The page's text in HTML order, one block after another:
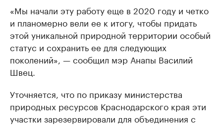
«Мы начали эту работу еще в 2020 году и четко
и планомерно вели ее к итогу, чтобы придать
этой уникальной природной территории особый
статус и сохранить ее для следующих
поколений», — сообщил мэр Анапы Василий
Швец.
Уточняется, что по приказу министерства
природных ресурсов Краснодарского края эти
участки зарезервировали для объединения с